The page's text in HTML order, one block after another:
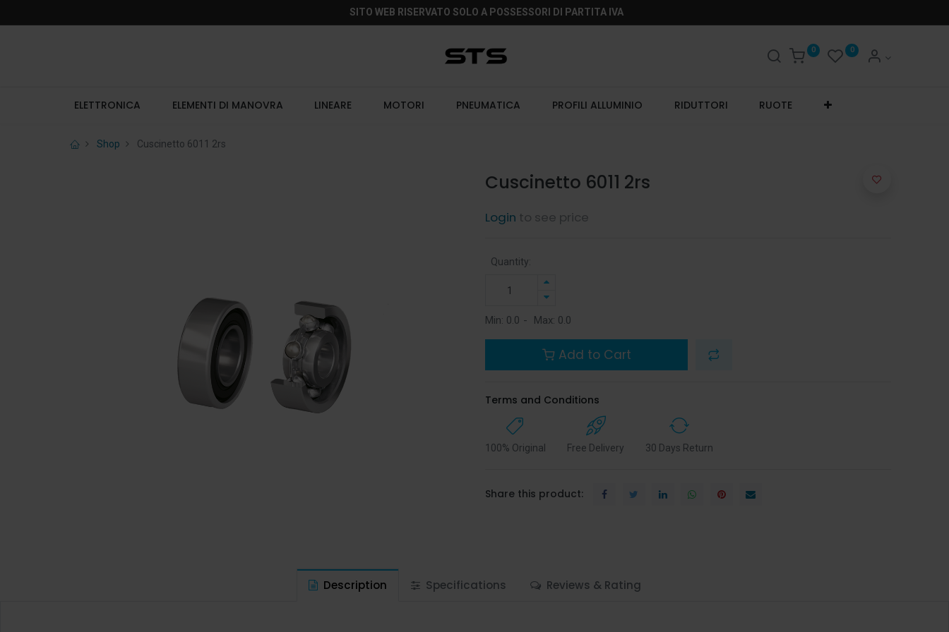
SITO WEB RISERVATO SOLO A POSSESSORI DI PARTITA IVA
0 0
ELETTRONICA ELEMENTI DI MANOVRA LINEARE MOTORI PNEUMATICA PROFILI ALLUMINIO RIDUTTORI RUOTE
Shop Cuscinetto 6011 2rs
Cuscinetto 6011 2rs
Login to see price
Quantity:
Min: 0.0 - Max: 0.0
Add to Cart
Terms and Conditions
100% Original Free Delivery 30 Days Return
Share this product:
Description Specifications Reviews & Rating